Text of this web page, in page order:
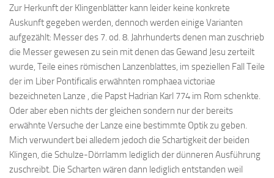
Zur Herkunft der Klingenblätter kann leider keine konkrete
Auskunft gegeben werden, dennoch werden einige Varianten
aufgezählt: Messer des 7. od. 8. Jahrhunderts denen man zuschrieb
die Messer gewesen zu sein mit denen das Gewand Jesu zerteilt
wurde, Teile eines römischen Lanzenblattes, im speziellen Fall Teile
der im Liber Pontificalis erwähnten romphaea victoriae
bezeichneten Lanze , die Papst Hadrian Karl 774 im Rom schenkte.
Oder aber eben nichts der gleichen sondern nur der bereits
erwähnte Versuche der Lanze eine bestimmte Optik zu geben.
Mich verwundert bei alledem jedoch die Schartigkeit der beiden
Klingen, die Schulze-Dörrlamm lediglich der dünneren Ausführung
zuschreibt. Die Scharten wären dann lediglich entstanden weil